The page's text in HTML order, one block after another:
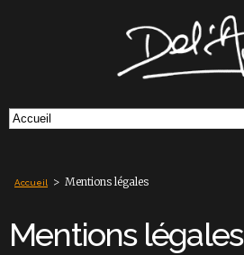
contenu
principal
Accueil > Mentions légales
Mentions légales